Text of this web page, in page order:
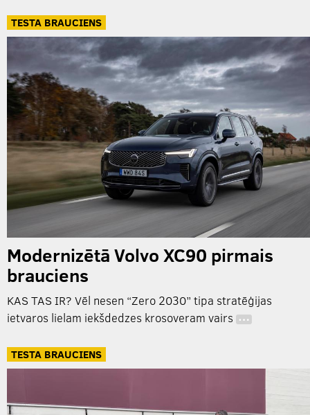
TESTA BRAUCIENS
Modernizētā Volvo XC90 pirmais
brauciens
KAS TAS IR? Vēl nesen “Zero 2030” tipa stratēģijas
ietvaros lielam iekšdedzes krosoveram vairs …
TESTA BRAUCIENS